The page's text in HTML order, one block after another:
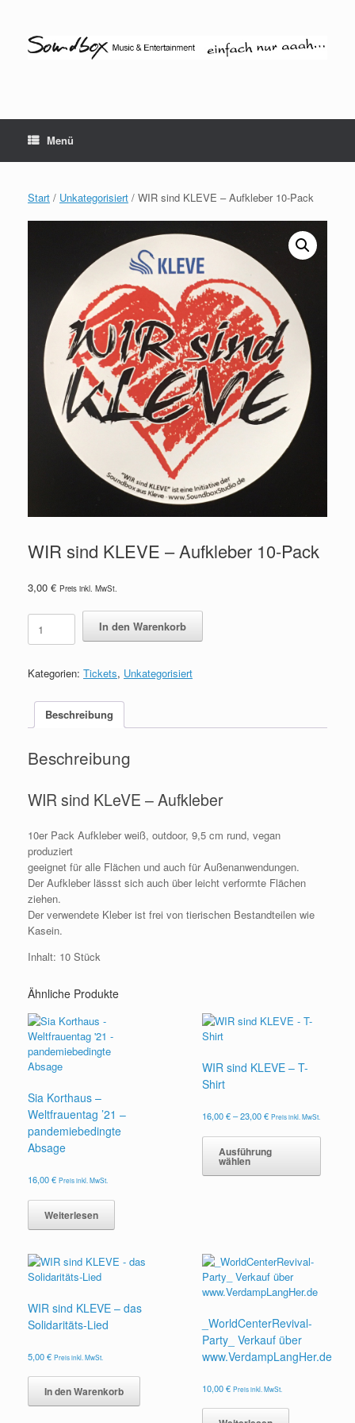
springen
Menü
Start / Unkategorisiert / WIR sind KLEVE – Aufkleber 10-Pack
WIR sind KLEVE – Aufkleber 10-Pack
3,00 € Preis inkl. MwSt.
WIR
sind
KLEVE
Aufkleber
Pack
Menge
In den Warenkorb
Kategorien: Tickets, Unkategorisiert
Beschreibung
Beschreibung
WIR sind KLeVE – Aufkleber
10er Pack Aufkleber weiß, outdoor, 9,5 cm rund, vegan
produziert
geeignet für alle Flächen und auch für Außenanwendungen.
Der Aufkleber lässst sich auch über leicht verformte Flächen
ziehen.
Der verwendete Kleber ist frei von tierischen Bestandteilen wie
Kasein.
Inhalt: 10 Stück
Ähnliche Produkte
Sia Korthaus –
Weltfrauentag ’21 –
pandemiebedingte
Absage
16,00€ Preis inkl. MwSt.
Weiterlesen
WIR sind KLEVE – T-
Shirt
16,00€ –23,00€Preisspanne:
bis
23,00 €
Preis inkl. MwSt.
Ausführung
wählen
WIR sind KLEVE – das
Solidaritäts-Lied
5,00€ Preis inkl. MwSt.
In den Warenkorb
_WorldCenterRevival-
Party_ Verkauf über
www.VerdampLangHer.de
10,00€ Preis inkl. MwSt.